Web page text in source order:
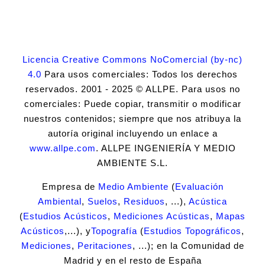
Licencia Creative Commons NoComercial (by-nc)
4.0 Para usos comerciales: Todos los derechos
reservados. 2001 - 2025 © ALLPE. Para usos no
comerciales: Puede copiar, transmitir o modificar
nuestros contenidos; siempre que nos atribuya la
autoría original incluyendo un enlace a
www.allpe.com. ALLPE INGENIERÍA Y MEDIO
AMBIENTE S.L.
Empresa de Medio Ambiente (Evaluación
Ambiental, Suelos, Residuos, ...), Acústica
(Estudios Acústicos, Mediciones Acústicas, Mapas
Acústicos,...), yTopografía (Estudios Topográficos,
Mediciones, Peritaciones, ...); en la Comunidad de
Madrid y en el resto de España